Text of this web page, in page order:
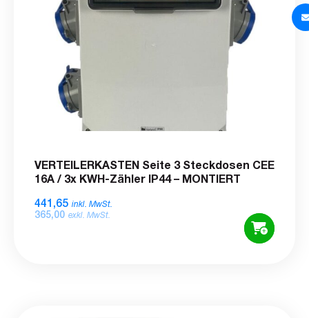
VERTEILERKASTEN Seite 3 Steckdosen CEE
16A / 3x KWH-Zähler IP44 – MONTIERT
441,65 inkl. MwSt.
365,00 exkl. MwSt.